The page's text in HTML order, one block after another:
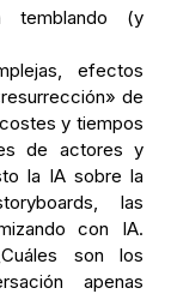
temblando (y
efectos
de
y tiempos
de actores y
la IA sobre la
las
con IA.
son los
apenas